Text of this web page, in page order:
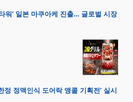
워’ 일본 마쿠아케 진출… 글로벌 시장
정 정맥인식 도어락 앵콜 기획전’ 실시